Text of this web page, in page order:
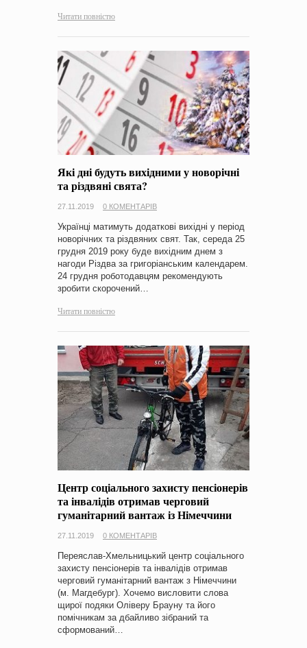
Читати повністю
Які дні будуть вихідними у новорічні
та різдвяні свята?
27.11.2019 0 КОМЕНТАРІВ
Українці матимуть додаткові вихідні у період
новорічних та різдвяних свят. Так, середа 25
грудня 2019 року буде вихідним днем з
нагоди Різдва за григоріанським календарем.
24 грудня роботодавцям рекомендують
зробити скорочений…
Читати повністю
Центр соціального захисту пенсіонерів
та інвалідів отримав черговий
гуманітарний вантаж із Німеччини
27.11.2019 0 КОМЕНТАРІВ
Переяслав-Хмельницький центр соціального
захисту пенсіонерів та інвалідів отримав
черговий гуманітарний вантаж з Німеччини
(м. Магдебург). Хочемо висловити слова
щирої подяки Оліверу Брауну та його
помічникам за дбайливо зібраний та
сформований…